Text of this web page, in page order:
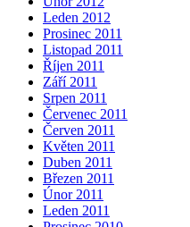
Leden 2012
Prosinec 2011
Listopad 2011
Říjen 2011
Září 2011
Srpen 2011
Červenec 2011
Červen 2011
Květen 2011
Duben 2011
Březen 2011
Únor 2011
Leden 2011